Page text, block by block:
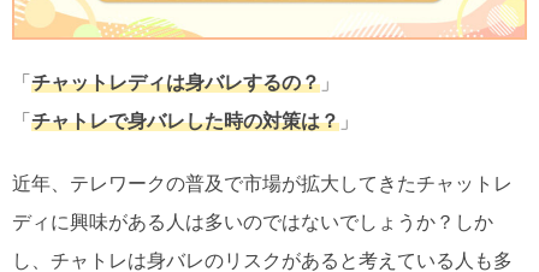
「 チャットレディは身バレするの？ 」
「 チャトレで身バレした時の対策は？ 」
近年、テレワークの普及で市場が拡大してきたチャットレ
ディに興味がある人は多いのではないでしょうか？しか
し、チャトレは身バレのリスクがあると考えている人も多